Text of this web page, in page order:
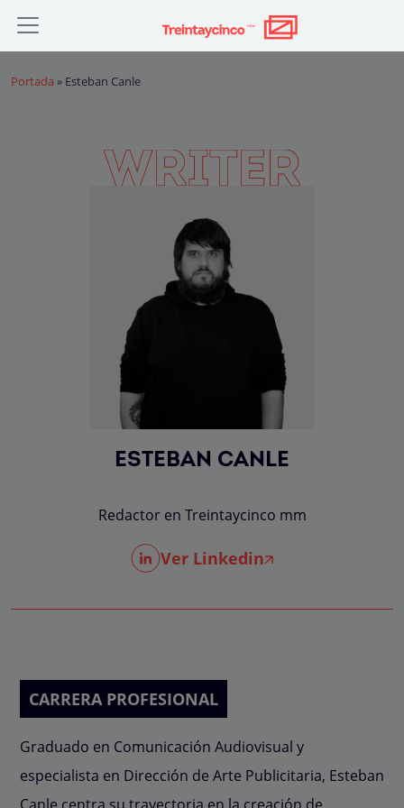
Portada » Esteban Canle
ESTEBAN CANLE
Redactor en Treintaycinco mm
Ver Linkedin
CARRERA PROFESIONAL
Graduado en Comunicación Audiovisual y
especialista en Dirección de Arte Publicitaria, Esteban